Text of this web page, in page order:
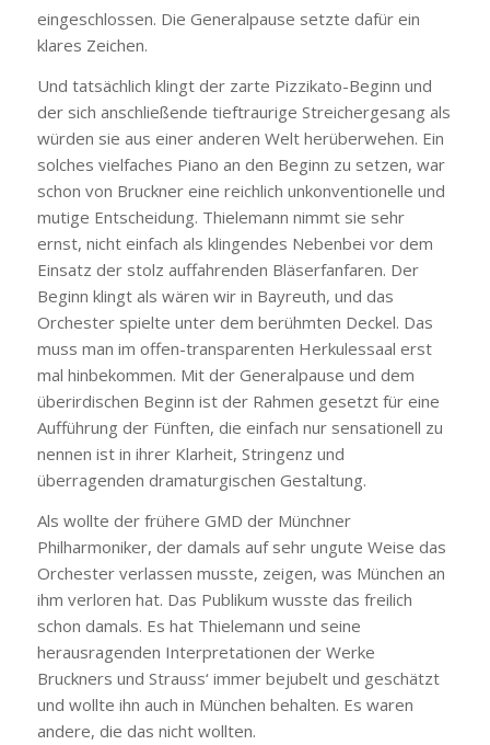
eingeschlossen. Die Generalpause setzte dafür ein
klares Zeichen.
Und tatsächlich klingt der zarte Pizzikato-Beginn und
der sich anschließende tieftraurige Streichergesang als
würden sie aus einer anderen Welt herüberwehen. Ein
solches vielfaches Piano an den Beginn zu setzen, war
schon von Bruckner eine reichlich unkonventionelle und
mutige Entscheidung. Thielemann nimmt sie sehr
ernst, nicht einfach als klingendes Nebenbei vor dem
Einsatz der stolz auffahrenden Bläserfanfaren. Der
Beginn klingt als wären wir in Bayreuth, und das
Orchester spielte unter dem berühmten Deckel. Das
muss man im offen-transparenten Herkulessaal erst
mal hinbekommen. Mit der Generalpause und dem
überirdischen Beginn ist der Rahmen gesetzt für eine
Aufführung der Fünften, die einfach nur sensationell zu
nennen ist in ihrer Klarheit, Stringenz und
überragenden dramaturgischen Gestaltung.
Als wollte der frühere GMD der Münchner
Philharmoniker, der damals auf sehr ungute Weise das
Orchester verlassen musste, zeigen, was München an
ihm verloren hat. Das Publikum wusste das freilich
schon damals. Es hat Thielemann und seine
herausragenden Interpretationen der Werke
Bruckners und Strauss‘ immer bejubelt und geschätzt
und wollte ihn auch in München behalten. Es waren
andere, die das nicht wollten.